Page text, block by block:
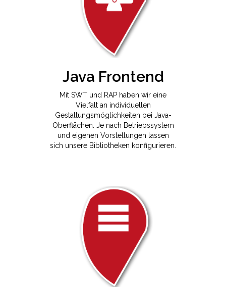
Java Frontend
Mit SWT und RAP haben wir eine
Vielfalt an individuellen
Gestaltungsmöglichkeiten bei Java-
Oberflächen. Je nach Betriebssystem
und eigenen Vorstellungen lassen
sich unsere Bibliotheken konfigurieren.